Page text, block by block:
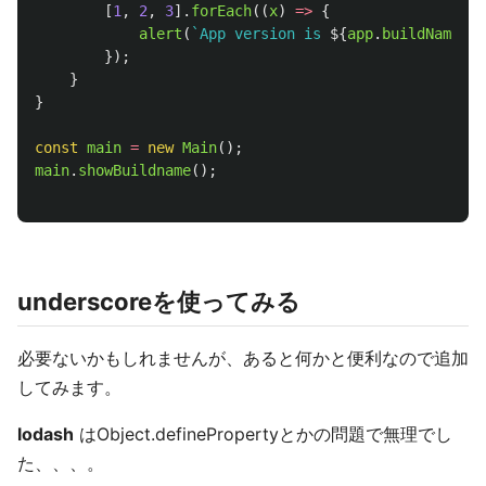
[1 , 2 , 3]. forEach((x) => {
alert ( `App version is ${app. buildName
});
}
}
const main = new Main();
main. showBuildname();
underscoreを使ってみる
必要ないかもしれませんが、あると何かと便利なので追加
してみます。
lodash はObject.definePropertyとかの問題で無理でし
た、、、。